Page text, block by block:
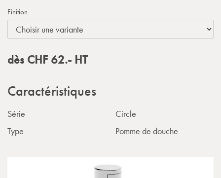
Finition
dès CHF 62.- HT
Caractéristiques
Série
Circle
Type
Pomme de douche